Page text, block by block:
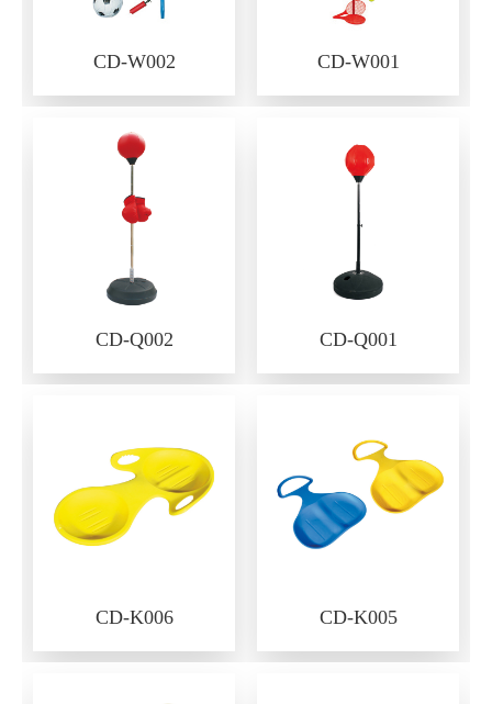
CD-W002 CD-W001
CD-Q002 CD-Q001
CD-K006 CD-K005